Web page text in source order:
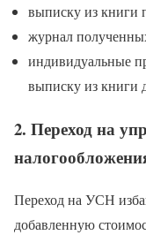
выписку из книги
журнал
индивидуальные
выписку из книги
2. Переход на
Переход на УСН
добавленную